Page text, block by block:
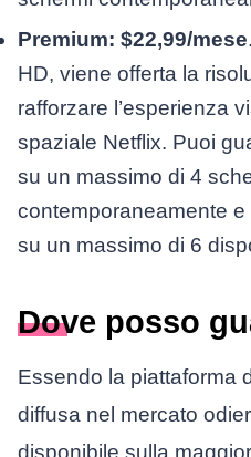
Premium: $22,99/mese
HD, viene offerta la
rafforzare l’esperienza
spaziale Netflix. Puoi
su un massimo di 4
contemporaneamente
su un massimo di 6
Dove posso
Essendo la piattaforma
diffusa nel mercato
disponibile sulla